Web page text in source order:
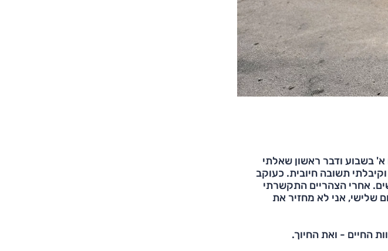
בשבוע ודבר ראשון שאלתי
תשובה חיובית. כעוקב
אחרי הצהריים התקשרתי
שלישי, אני לא מחזיר את
החיים - ואת החיוך.